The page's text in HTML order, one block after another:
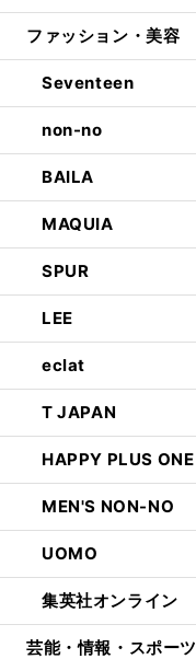
ファッション・美容
Seventeen
non-no
BAILA
MAQUIA
SPUR
LEE
eclat
T JAPAN
HAPPY PLUS ONE
MEN'S NON-NO
UOMO
集英社オンライン
芸能・情報・スポーツ